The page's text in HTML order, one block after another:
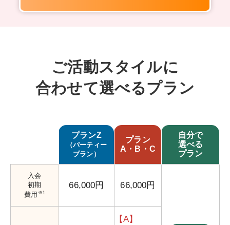
ご活動スタイルに
合わせて選べるプラン
プランZ
（パーティー
プラン）
プラン
A・B・C
自分で
選べる
プラン
入会
初期
費用 ※1
66,000円 66,000円
【A】